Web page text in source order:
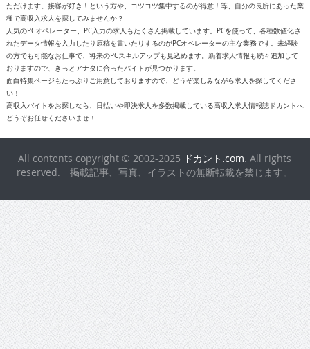
ただけます。接客が好き！という方や、コツコツ集中するのが得意！等、自分の長所にあった業
種で高収入求人を探してみませんか？
人気のPCオペレーター、PC入力の求人もたくさん掲載しています。PCを使って、各種数値化さ
れたデータ情報を入力したり原稿を書いたりするのがPCオペレーターの主な業務です。未経験
の方でも可能なお仕事で、将来のPCスキルアップも見込めます。新着求人情報も続々追加して
おりますので、きっとアナタに合ったバイトが見つかります。
面白特集ページもたっぷりご用意しておりますので、どうぞ楽しみながら求人を探してくださ
い！
高収入バイトをお探しなら、日払いや即決求人を多数掲載している高収入求人情報誌ドカントへ
どうぞお任せくださいませ！
All contents copyright © 2002-2025 ドカント.com. All rights
reserved. 掲載記事、写真、イラストの無断転載を禁じます。